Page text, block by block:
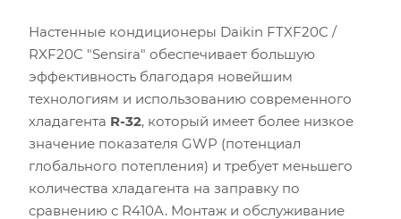
Настенные кондиционеры Daikin FTXF20C /
RXF20C "Sensira" обеспечивает большую
эффективность благодаря новейшим
технологиям и использованию современного
хладагента R-32, который имеет более низкое
значение показателя GWP (потенциал
глобального потепления) и требует меньшего
количества хладагента на заправку по
сравнению с R410A. Монтаж и обслуживание